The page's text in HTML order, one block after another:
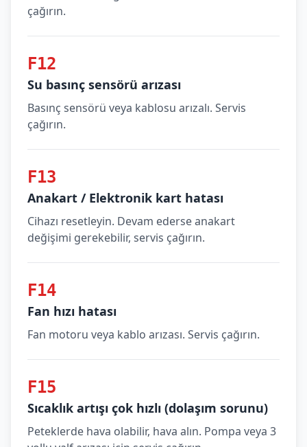
çağırın.
F12
Su basınç sensörü arızası
Basınç sensörü veya kablosu arızalı. Servis
çağırın.
F13
Anakart / Elektronik kart hatası
Cihazı resetleyin. Devam ederse anakart
değişimi gerekebilir, servis çağırın.
F14
Fan hızı hatası
Fan motoru veya kablo arızası. Servis çağırın.
F15
Sıcaklık artışı çok hızlı (dolaşım sorunu)
Peteklerde hava olabilir, hava alın. Pompa veya 3